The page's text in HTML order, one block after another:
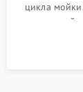
цикла
до нужной